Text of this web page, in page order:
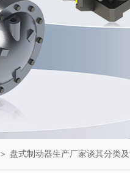
＞ 盘式制动器生产厂家谈其分类